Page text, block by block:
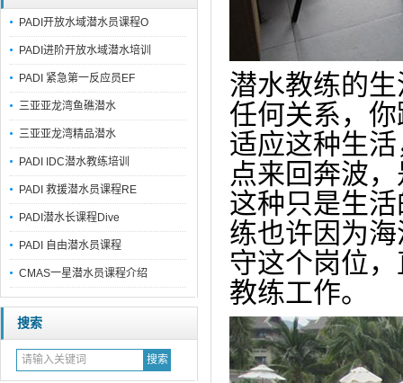
PADI开放水域潜水员课程O
PADI进阶开放水域潜水培训
PADI 紧急第一反应员EF
三亚亚龙湾鱼礁潜水
三亚亚龙湾精品潜水
PADI IDC潜水教练培训
PADI 救援潜水员课程RE
PADI潜水长课程Dive
PADI 自由潜水员课程
CMAS一星潜水员课程介绍
搜索
潜水教练的
任何关系，
适应这种生
点来回奔波
这种只是生
练也许因为
守这个岗位
教练工作。